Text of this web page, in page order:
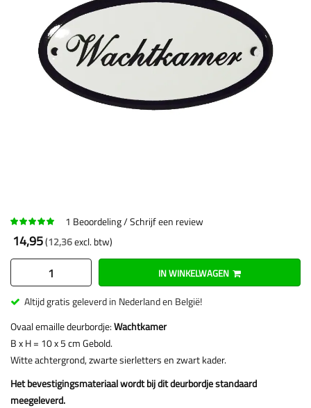
1 Beoordeling Schrijf een review
14,95 12,36
IN WINKELWAGEN
Altijd gratis geleverd in Nederland en België!
Ovaal emaille deurbordje:Wachtkamer
B x H = 10 x 5 cm Gebold.
Witte achtergrond, zwarte sierletters en zwart kader.
Het bevestigingsmateriaal wordt bij dit deurbordje standaard
meegeleverd.